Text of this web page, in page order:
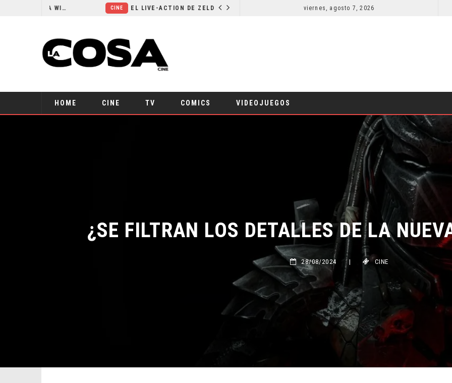
CINE EL LIVE-ACTION DE ZELDA ELIGE A SU VILLANO viernes, agosto 7, 2026
HOME CINE TV COMICS VIDEOJUEGOS
¿SE FILTRAN LOS DETALLES DE LA NUEVA
CINE